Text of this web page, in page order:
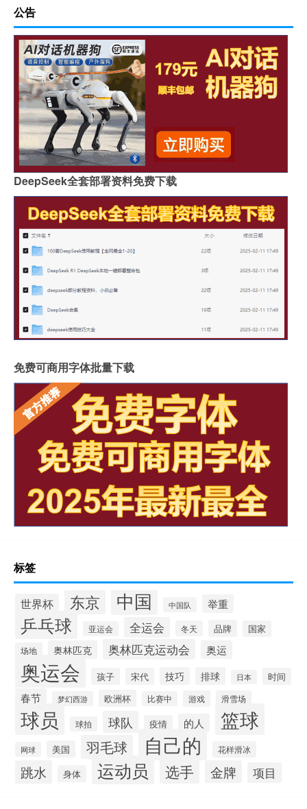
公告
DeepSeek全套部署资料免费下载
免费可商用字体批量下载
标签
世界杯 东京 中国 中国队 举重
乒乓球 亚运会 全运会 冬天 品牌 国家
场地 奥林匹克 奥林匹克运动会 奥运
奥运会 孩子 宋代 技巧 排球 日本 时间
春节 梦幻西游 欧洲杯 比赛中 游戏 滑雪场
球员 球拍 球队 疫情 的人 篮球
网球 美国 羽毛球 自己的 花样滑冰
跳水 身体 运动员 选手 金牌 项目